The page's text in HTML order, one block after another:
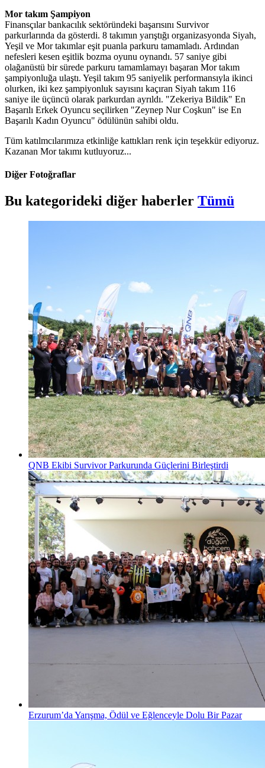
Mor takım Şampiyon
Finansçılar bankacılık sektöründeki başarısını Survivor
parkurlarında da gösterdi. 8 takımın yarıştığı organizasyonda Siyah,
Yeşil ve Mor takımlar eşit puanla parkuru tamamladı. Ardından
nefesleri kesen eşitlik bozma oyunu oynandı. 57 saniye gibi
olağanüstü bir sürede parkuru tamamlamayı başaran Mor takım
şampiyonluğa ulaştı. Yeşil takım 95 saniyelik performansıyla ikinci
olurken, iki kez şampiyonluk sayısını kaçıran Siyah takım 116
saniye ile üçüncü olarak parkurdan ayrıldı. "Zekeriya Bildik" En
Başarılı Erkek Oyuncu seçilirken "Zeynep Nur Coşkun" ise En
Başarılı Kadın Oyuncu" ödülünün sahibi oldu.
Tüm katılmcılarımıza etkinliğe kattıkları renk için teşekkür ediyoruz.
Kazanan Mor takımı kutluyoruz...
Diğer Fotoğraflar
Bu kategorideki diğer haberler Tümü
QNB Ekibi Survivor Parkurunda Güçlerini Birleştirdi
Erzurum’da Yarışma, Ödül ve Eğlenceyle Dolu Bir Pazar